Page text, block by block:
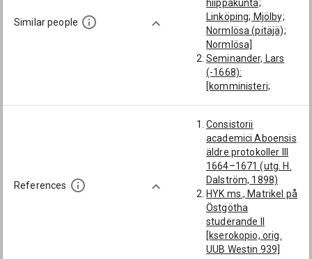
Similar people
hiippakunta;
Linköping; Mjölby;
Normlösa (pitäjä);
Normlösa]
Seminander, Lars
(-1668):
[komministeri;
Linköping;
Vadstena]
Hanander, Sven
(-1679):
[komministeri;
Linköpingin
hiippakunta;
Kalmarin lääni;
Linköping;
Västervik]
References
Consistorii
academici Aboensis
äldre protokoller III
1664–1671 (utg. H.
Dalström, 1898)
HYK ms., Matrikel på
Östgötha
studerande II
[kserokopio, orig.
UUB Westin 939]